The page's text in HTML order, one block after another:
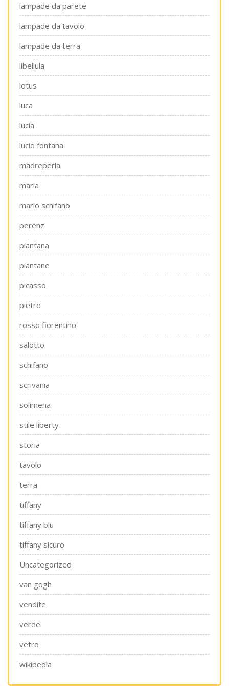
lampade da parete
lampade da tavolo
lampade da terra
libellula
lotus
luca
lucia
lucio fontana
madreperla
maria
mario schifano
perenz
piantana
piantane
picasso
pietro
rosso fiorentino
salotto
schifano
scrivania
solimena
stile liberty
storia
tavolo
terra
tiffany
tiffany blu
tiffany sicuro
Uncategorized
van gogh
vendite
verde
vetro
wikipedia